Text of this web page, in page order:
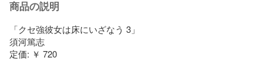
商品の説明
「クセ強彼女は床にいざなう 3」
須河篤志
定価: ￥ 720